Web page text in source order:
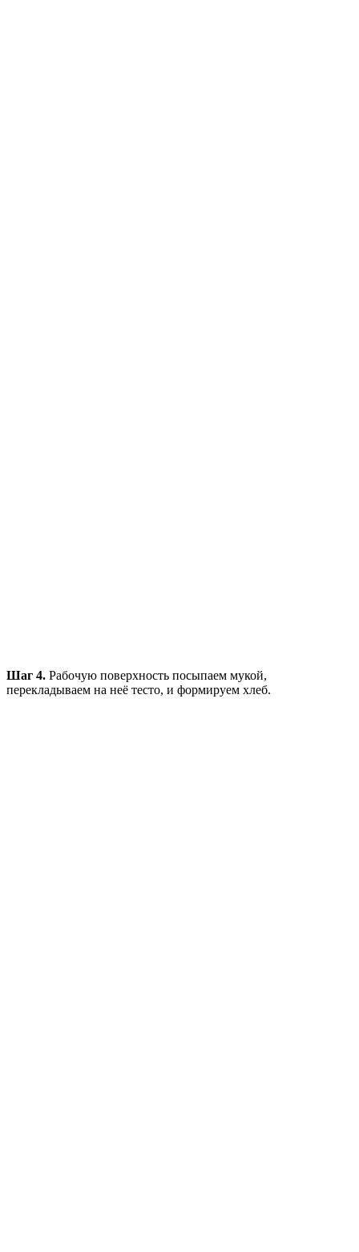
Шаг 4. Рабочую поверхность посыпаем мукой,
перекладываем на неё тесто, и формируем хлеб.